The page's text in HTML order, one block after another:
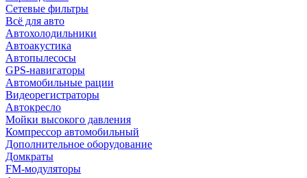
Сетевые фильтры
Всё для авто
Автохолодильники
Автоакустика
Автопылесосы
GPS-навигаторы
Автомобильные рации
Видеорегистраторы
Автокресло
Мойки высокого давления
Компрессор автомобильный
Дополнительное оборудование
Домкраты
FM-модуляторы